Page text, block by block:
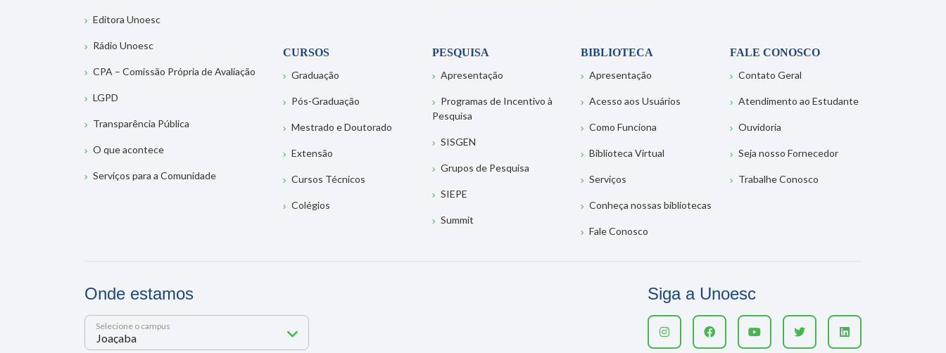
Editora Unoesc
Rádio Unoesc
CPA – Comissão Própria de Avaliação
LGPD
Transparência Pública
O que acontece
Serviços para a Comunidade
CURSOS
Graduação
Pós-Graduação
Mestrado e Doutorado
Extensão
Cursos Técnicos
Colégios
PESQUISA
Apresentação
Programas de Incentivo à
Pesquisa
SISGEN
Grupos de Pesquisa
SIEPE
Summit
BIBLIOTECA
Apresentação
Acesso aos Usuários
Como Funciona
Biblioteca Virtual
Serviços
Conheça nossas bibliotecas
Fale Conosco
FALE CONOSCO
Contato Geral
Atendimento ao Estudante
Ouvidoria
Seja nosso Fornecedor
Trabalhe Conosco
Onde estamos
Selecione o campus
Siga a Unoesc